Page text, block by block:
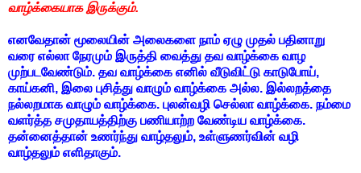
வாழ்க்கையாக இருக்கும்.
எனவேதான் மூலையின் அலைகளை நாம் ஏழு முதல் பதினாறு
வரை எல்லா நேரமும் இருத்தி வைத்து தவ வாழ்க்கை வாழ
முற்படவேண்டும். தவ வாழ்க்கை எனில் வீடுவிட்டு காடுபோய்,
காய்கனி, இலை புசித்து வாழும் வாழ்க்கை அல்ல. இல்லறத்தை
நல்லறமாக வாழும் வாழ்க்கை. புலன்வழி செல்லா வாழ்க்கை. நம்மை
வளர்த்த சமுதாயத்திற்கு பணியாற்ற வேண்டிய வாழ்க்கை.
தன்னைத்தான் உணர்ந்து வாழ்தலும், உள்ளுணர்வின் வழி
வாழ்தலும் எளிதாகும்.